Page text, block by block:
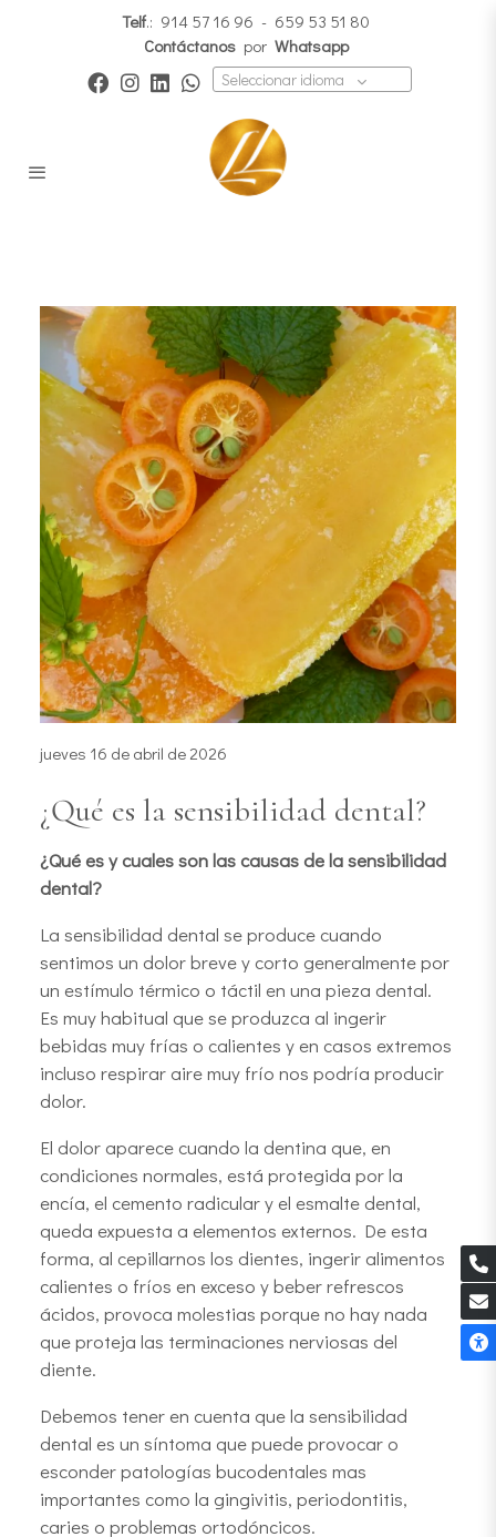
Telf.: 914 57 16 96 - 659 53 51 80
Contáctanos por Whatsapp
Seleccionar idioma
jueves 16 de abril de 2026
¿Qué es la sensibilidad dental?
¿Qué es y cuales son las causas de la sensibilidad
dental?
La sensibilidad dental se produce cuando
sentimos un dolor breve y corto generalmente por
un estímulo térmico o táctil en una pieza dental.
Es muy habitual que se produzca al ingerir
bebidas muy frías o calientes y en casos extremos
incluso respirar aire muy frío nos podría producir
dolor.
El dolor aparece cuando la dentina que, en
condiciones normales, está protegida por la
encía, el cemento radicular y el esmalte dental,
queda expuesta a elementos externos. De esta
forma, al cepillarnos los dientes, ingerir alimentos
calientes o fríos en exceso y beber refrescos
ácidos, provoca molestias porque no hay nada
que proteja las terminaciones nerviosas del
diente.
Debemos tener en cuenta que la sensibilidad
dental es un síntoma que puede provocar o
esconder patologías bucodentales mas
importantes como la gingivitis, periodontitis,
caries o problemas ortodóncicos.